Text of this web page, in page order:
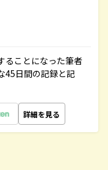
ることになった筆者
45日間の記録と記
詳細を見る